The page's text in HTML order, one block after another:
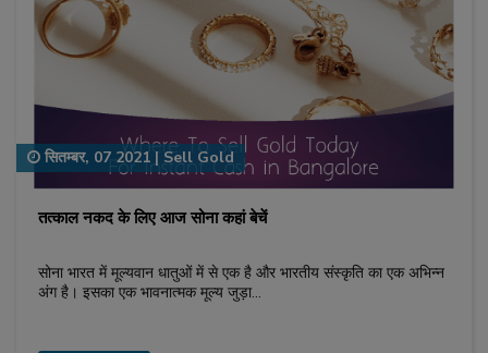
तत्काल नकद के लिए आज सोना कहां बेचें
सितम्बर, 07 2021 | Sell Gold
सोना भारत में मूल्यवान धातुओं में से एक है और भारतीय संस्कृति का एक अभिन्न
अंग है। इसका एक भावनात्मक मूल्य जुड़ा…